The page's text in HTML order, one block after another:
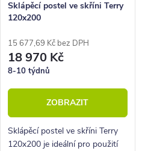
o
d
u
k
t
ů
r
o
d
u
k
t
ů
Sklápěcí postel ve skříni Terry
120x200
15 677,69 Kč bez DPH
18 970 Kč
8-10 týdnů
ZOBRAZIT
Sklápěcí postel ve skříni Terry
120x200 je ideální pro použití